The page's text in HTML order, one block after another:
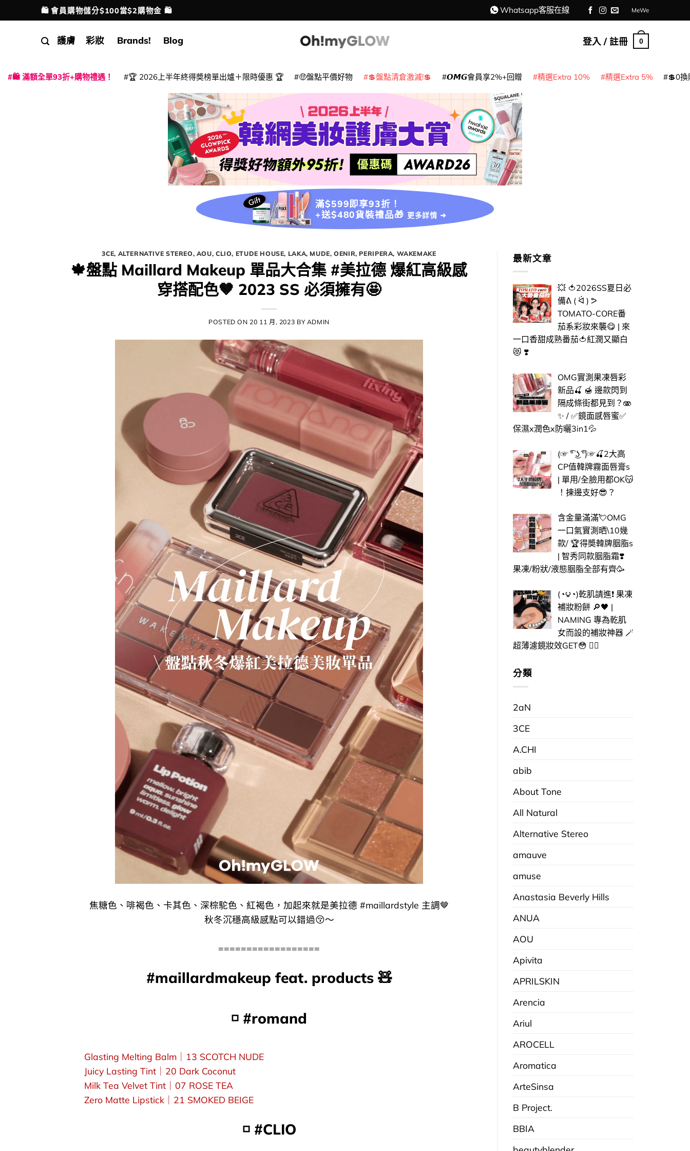
to
配送港澳
🛍️ 會員購物儲分$100當$2購物金 🛍️ Whatsapp客服在線 MeWe
護膚 彩妝 Brands! Blog 登入 / 註冊 0
🛍️ 滿額全單93折+購物禮遇！ 🏆 2026上半年終得奬榜單出爐＋限時優惠 🏆 🤑盤點平價好物 💲盤點清倉激減!💲 𝙊𝙈𝙂會員享2%+回贈 精選Extra 10% 精選Extra 5% 💲0換
滿$599即享93折！
+送$480貨裝禮品🎁 更多詳情 ➜
3CE, ALTERNATIVE STEREO, AOU, CLIO, ETUDE HOUSE, LAKA, MUDE,OENIR, PERIPERA, WAKEMAKE
🍁​盤點 Maillard Makeup 單品大合集 #美拉德 爆紅高級感
穿搭配色🤎 ​​2023 SS 必須擁有🤩​
POSTED ON 20 11 月, 2023 BY ADMIN
焦糖色、啡褐色、卡其色、深棕駝色、紅褐色，加起來就是美拉德 #maillardstyle 主調🤎
秋冬沉穩高級感點可以錯過​😚～
==================
#maillardmakeup feat. products 🧸
​◽​ #romand
Glasting Melting Balm｜13 SCOTCH NUDE
Juicy Lasting Tint｜20 Dark Coconut
Milk Tea Velvet Tint｜07 ROSE TEA
Zero Matte Lipstick｜21 SMOKED BEIGE
​◽​ #CLIO
最新文章
💥 🍅2026SS夏日必
備ᕕ ( ᐛ ) ᕗ
TOMATO-CORE番
茄系彩妝來襲😋 | 來
一口香甜成熟番茄🍅紅潤又顯白
😻 ❣️
OMG實測果凍唇彩
新品🍒 🍯 邊款閃到
隔成條街都見到？🫨
✨ / ✅​鏡面感唇蜜✅​
保濕x潤色x防曬3in1💦
(☞ ͡° ͜ʖ ͡°)☞🍒​2大高
CP值韓牌霧面唇膏s
| 單用/全臉用都OK😽​
！揀邊支好😎​？
含金量滿滿💘OMG
一口氣實測晒\10幾
款/ 🏆得奬韓牌胭脂s
| 智秀同款胭脂霜❣️
果凍/粉狀/液態胭脂全部有齊🥳
(◔౪◔)乾肌請進❗ 果凍
補妝粉餅 🔎🖤 |
NAMING 專為乾肌
女而設的補妝神器 🪄
超薄濾鏡妝效GET😳 ​✌🏻​
分類
2aN
3CE
A.CHI
abib
About Tone
All Natural
Alternative Stereo
amauve
amuse
Anastasia Beverly Hills
ANUA
AOU
Apivita
APRILSKIN
Arencia
Ariul
AROCELL
Aromatica
ArteSinsa
B Project.
BBIA